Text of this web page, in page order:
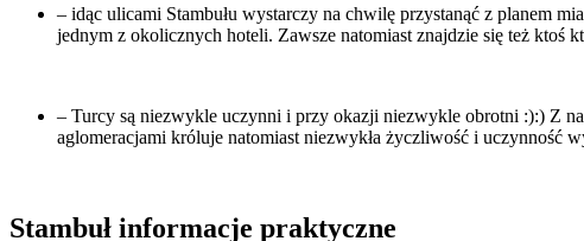
– idąc ulicami Stambułu wystarczy na chwilę przystanąć z planem
jednym z okolicznych hoteli. Zawsze natomiast znajdzie się też ktoś
– Turcy są niezwykle uczynni i przy okazji niezwykle obrotni :):) Z
aglomeracjami króluje natomiast niezwykła życzliwość i uczynność
Stambuł informacje praktyczne